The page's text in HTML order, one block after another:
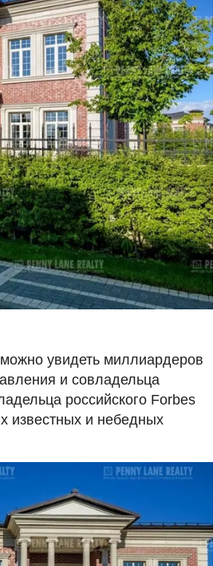
увидеть миллиардеров
и совладельца
российского Forbes
известных и небедных